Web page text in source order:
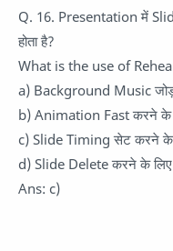
Q. 16. Presentation में
होता है?
What is the use of
a) Background Music
b) Animation Fast करने के
c) Slide Timing सेट करने के
d) Slide Delete करने के लिए
Ans: c)